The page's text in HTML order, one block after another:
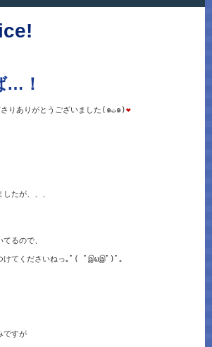
…！
今日もMスパ＋聴いてくださりありがとうございました(๑ت๑)❤
たが、、、
るので、
けてくださいねっ｡ﾟ( ﾟஇωஇﾟ)ﾟ｡
ですが